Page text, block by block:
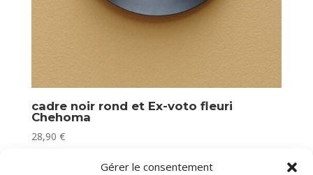
Gérer le consentement
cadre noir rond et Ex-voto fleuri
Chehoma
28,90 €